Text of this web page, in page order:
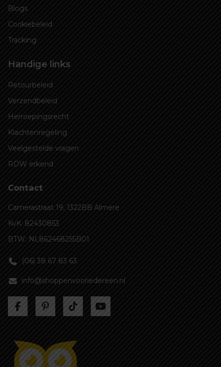
Blogs
Cookiebeleid
Tracking
Handige links
Retourbeleid
Verzendbeleid
Herroepingsrecht
Klachtenregeling
Veelgestelde vragen
RDW erkend
Contact
Camerastraat 19, 1322BB Almere
KvK: 82430853
BTW: NL862468255B01
(06) 38 67 83 63
info@shoppenvooriedereen.nl